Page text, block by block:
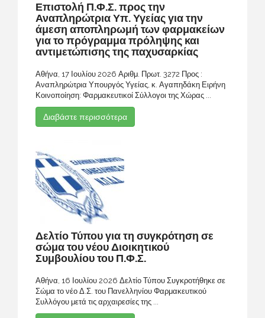
Επιστολή Π.Φ.Σ. προς την
Αναπληρώτρια Υπ. Υγείας για την
άμεση αποπληρωμή των φαρμακείων
για το πρόγραμμα πρόληψης και
αντιμετώπισης της παχυσαρκίας
Αθήνα, 17 Ιουλίου 2026 Αριθμ. Πρωτ. 3272 Προς :
Αναπληρώτρια Υπουργός Υγείας, κ. Αγαπηδάκη Ειρήνη
Κοινοποίηση: Φαρμακευτικοί Σύλλογοι της Χώρας ...
Διαβάστε περισσότερα
Δελτίο Τύπου για τη συγκρότηση σε
σώμα του νέου Διοικητικού
Συμβουλίου του Π.Φ.Σ.
Αθήνα, 16 Ιουλίου 2026 Δελτίο Τύπου Συγκροτήθηκε σε
Σώμα το νέο Δ.Σ. του Πανελληνίου Φαρμακευτικού
Συλλόγου μετά τις αρχαιρεσίες της ...